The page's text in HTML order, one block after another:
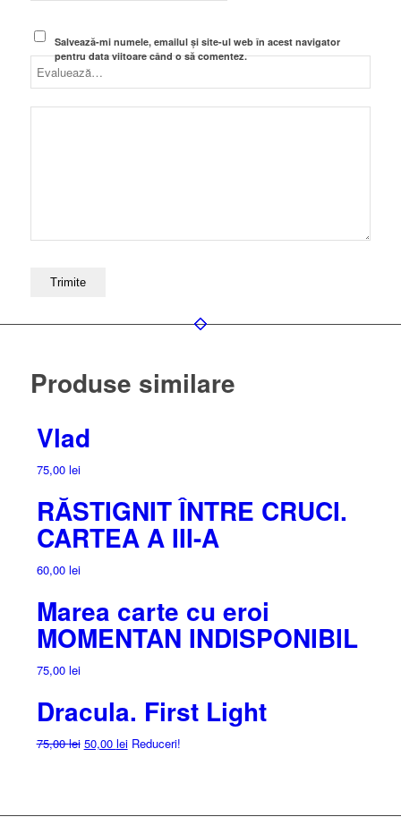
Salvează-mi numele, emailul și site-ul web în acest navigator
pentru data viitoare când o să comentez.
Produse similare
Vlad
75,00 lei
RĂSTIGNIT ÎNTRE CRUCI.
CARTEA A III-A
60,00 lei
Marea carte cu eroi
MOMENTAN INDISPONIBIL
75,00 lei
Dracula. First Light
75,00lei Prețul
50,00 leiPrețul
Reduceri!